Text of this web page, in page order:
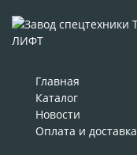
Главная
Каталог
Новости
Оплата и доставка